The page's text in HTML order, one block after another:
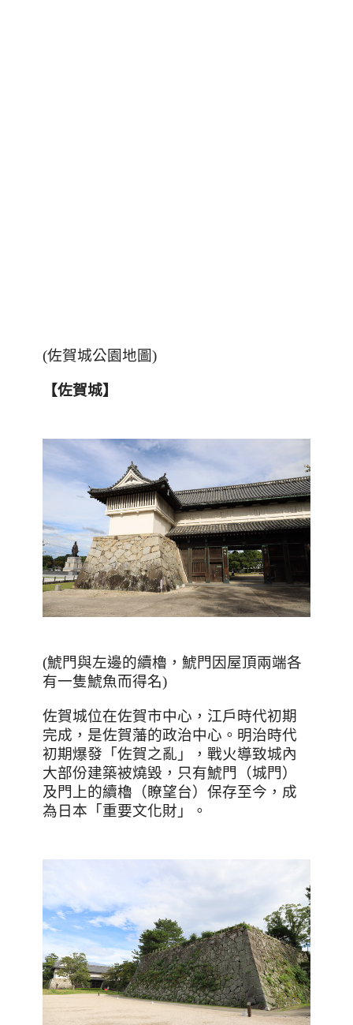
(佐賀城公園地圖)
【佐賀城】
(鯱門與左邊的續櫓，鯱門因屋頂兩端各
有一隻鯱魚而得名)
佐賀城位在佐賀市中心，江戶時代初期
完成，是佐賀藩的政治中心。明治時代
初期爆發「佐賀之亂」，戰火導致城內
大部份建築被燒毀，只有鯱門（城門）
及門上的續櫓（瞭望台）保存至今，成
為日本「重要文化財」。